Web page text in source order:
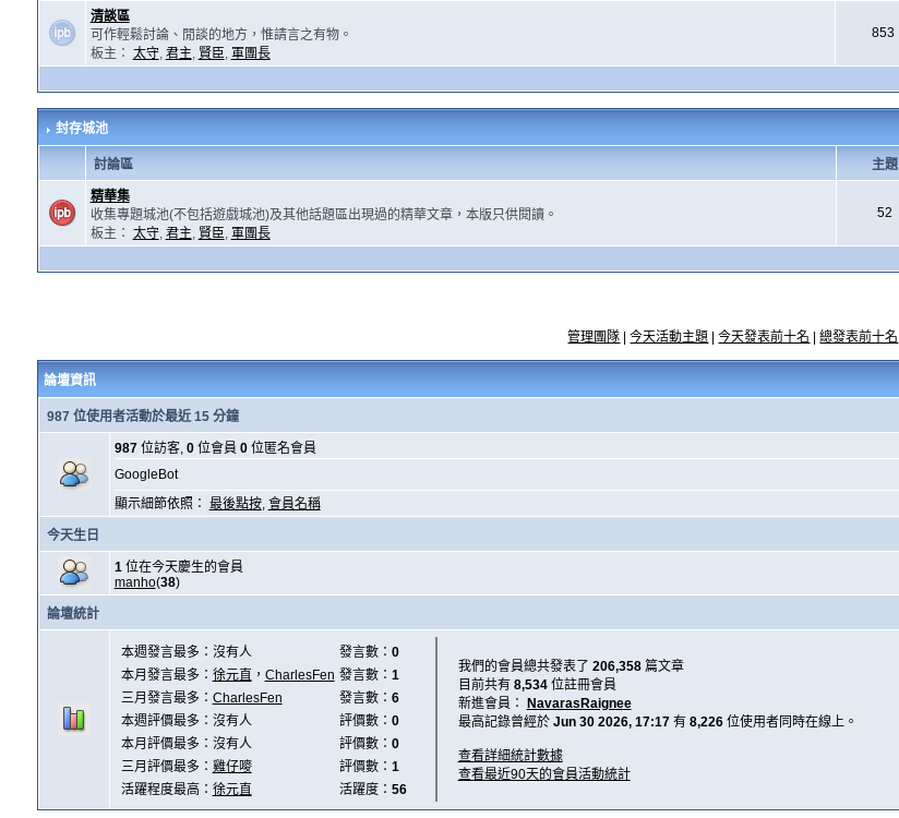
清談區
可作輕鬆討論、閒談的地方，惟請言之有物。
板主： 太守, 君主, 賢臣, 軍團長
853
封存城池
討論區 主題
精華集
收集專題城池(不包括遊戲城池)及其他話題區出現過的精華文章，本版只供閱讀。
板主： 太守, 君主, 賢臣, 軍團長
52
管理團隊 |今天活動主題 |今天發表前十名 |總發表前十名
論壇資訊
987 位使用者活動於最近 15 分鐘
987位訪客, 0位會員 0位匿名會員
GoogleBot
顯示細節依照： 最後點按, 會員名稱
今天生日
1位在今天慶生的會員
manho(38)
論壇統計
本週發言最多：沒有人 發言數： 0
本月發言最多： 徐元直 ， CharlesFen 發言數： 1
三月發言最多： CharlesFen 發言數： 6
本週評價最多：沒有人
評價數： 0
本月評價最多：沒有人
評價數： 0
三月評價最多： 雞仔嘜 評價數： 1
活躍程度最高： 徐元直 活躍度： 56
我們的會員總共發表了 206,358篇文章
目前共有 8,534位註冊會員
新進會員： NavarasRaignee
最高記錄曾經於 Jun 30 2026, 17:17 有 8,226位使用者同時在線上。
查看詳細統計數據
查看最近90天的會員活動統計